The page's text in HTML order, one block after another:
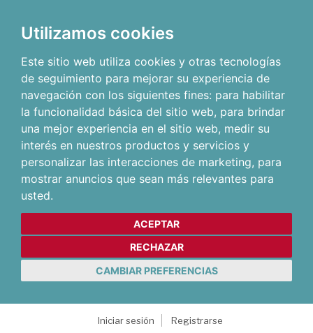
Utilizamos cookies
Este sitio web utiliza cookies y otras tecnologías
de seguimiento para mejorar su experiencia de
navegación con los siguientes fines: para habilitar
la funcionalidad básica del sitio web, para brindar
una mejor experiencia en el sitio web, medir su
interés en nuestros productos y servicios y
personalizar las interacciones de marketing, para
mostrar anuncios que sean más relevantes para
usted.
ACEPTAR
RECHAZAR
CAMBIAR PREFERENCIAS
Iniciar sesión
Registrarse